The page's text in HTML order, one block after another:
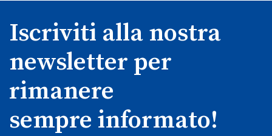
Iscriviti alla nostra
newsletter per
rimanere
sempre informato!